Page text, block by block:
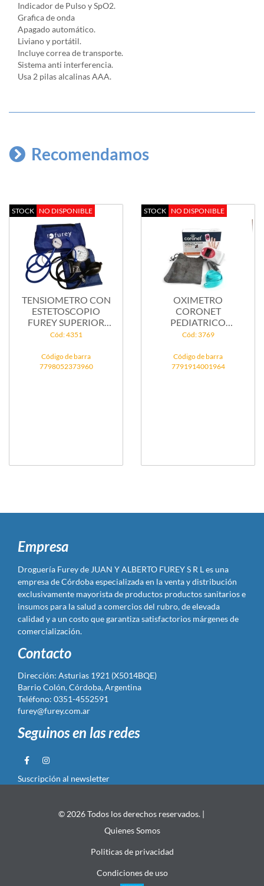
Indicador de Pulso y SpO2.
Grafica de onda
Apagado automático.
Liviano y portátil.
Incluye correa de transporte.
Sistema anti interferencia.
Usa 2 pilas alcalinas AAA.
Recomendamos
STOCK NO DISPONIBLE
TENSIOMETRO CON
ESTETOSCOPIO
FUREY SUPERIOR
AZUL
Cód: 4351
Código de barra
7798052373960
STOCK NO DISPONIBLE
OXIMETRO
CORONET
PEDIATRICO
PC/60D2
Cód: 3769
Código de barra
7791914001964
Empresa
Droguería Furey de JUAN Y ALBERTO FUREY S R L es una
empresa de Córdoba especializada en la venta y distribución
exclusivamente mayorista de productos productos sanitarios e
insumos para la salud a comercios del rubro, de elevada
calidad y a un costo que garantiza satisfactorios márgenes de
comercialización.
Contacto
Dirección: Asturias 1921 (X5014BQE)
Barrio Colón, Córdoba, Argentina
Teléfono: 0351-4552591
furey@furey.com.ar
Seguinos en las redes
Suscripción al newsletter
© 2026 Todos los derechos reservados. |
Quienes Somos
Politicas de privacidad
Condiciones de uso